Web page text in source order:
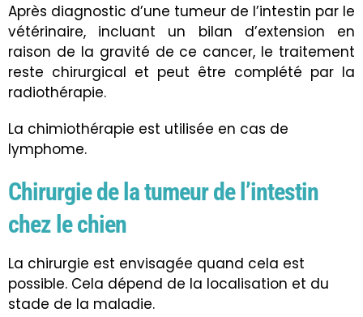
Après diagnostic d’une tumeur de l’intestin par le
vétérinaire, incluant un bilan d’extension en
raison de la gravité de ce cancer, le traitement
reste chirurgical et peut être complété par la
radiothérapie.
La chimiothérapie est utilisée en cas de
lymphome.
Chirurgie de la tumeur de l’intestin
chez le chien
La chirurgie est envisagée quand cela est
possible. Cela dépend de la localisation et du
stade de la maladie.